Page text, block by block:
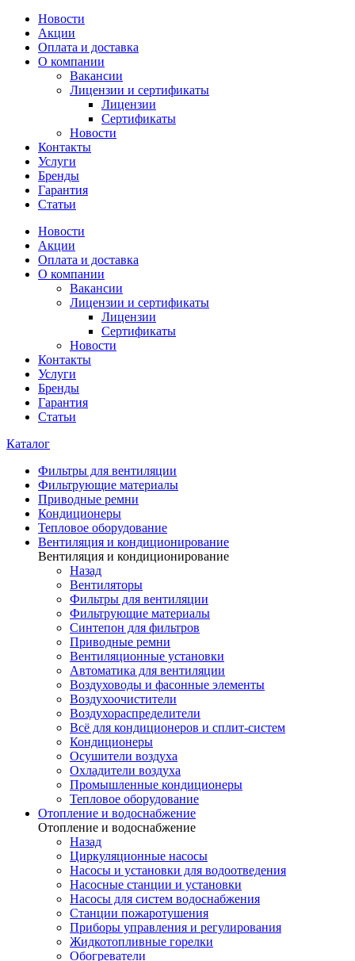
Новости
Акции
Оплата и доставка
О компании
Вакансии
Лицензии и сертификаты
Лицензии
Сертификаты
Новости
Контакты
Услуги
Бренды
Гарантия
Статьи
Новости
Акции
Оплата и доставка
О компании
Вакансии
Лицензии и сертификаты
Лицензии
Сертификаты
Новости
Контакты
Услуги
Бренды
Гарантия
Статьи
Каталог
Фильтры для вентиляции
Фильтрующие материалы
Приводные ремни
Кондиционеры
Тепловое оборудование
Вентиляция и кондиционирование
Вентиляция и кондиционирование
Назад
Вентиляторы
Фильтры для вентиляции
Фильтрующие материалы
Синтепон для фильтров
Приводные ремни
Вентиляционные установки
Автоматика для вентиляции
Воздуховоды и фасонные элементы
Воздухоочистители
Воздухораспределители
Всё для кондиционеров и сплит-систем
Кондиционеры
Осушители воздуха
Охладители воздуха
Промышленные кондиционеры
Тепловое оборудование
Отопление и водоснабжение
Отопление и водоснабжение
Назад
Циркуляционные насосы
Насосы и установки для водоотведения
Насосные станции и установки
Насосы для систем водоснабжения
Станции пожаротушения
Приборы управления и регулирования
Жидкотопливные горелки
Обогреватели